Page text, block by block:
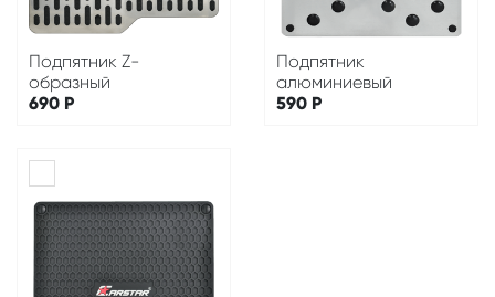
Подпятник Z-
образный
690 Р
Подпятник
алюминиевый
590 Р